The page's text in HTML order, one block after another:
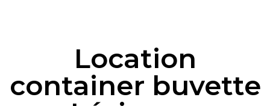
Location
container buvette